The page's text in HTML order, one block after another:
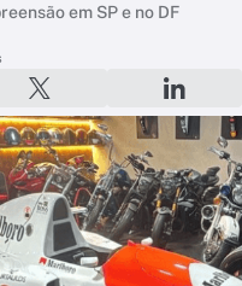
em SP e no DF